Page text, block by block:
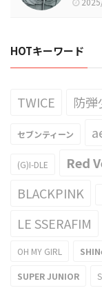
HOTキーワード
TWICE 防弾
セブンティーン
(G)I-DLE Red
BLACKPINK
LE SSERAFIM
OH MY GIRL
SUPER JUNIOR